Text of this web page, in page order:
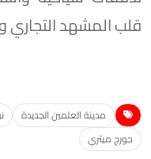
قلب المشهد
مدينة العلمين الجديدة
جورج ميتري